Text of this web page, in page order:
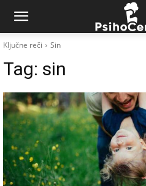
Ključne reči Sin
Tag: sin